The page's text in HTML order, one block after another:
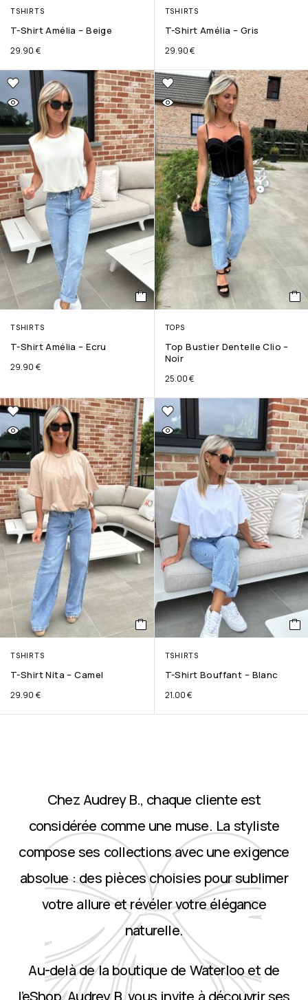
TSHIRTS
T-Shirt Amélia – Beige
29.90 €
TSHIRTS
T-Shirt Amélia – Gris
29.90€
TSHIRTS
T-Shirt Amélia – Ecru
29.90 €
TOPS
Top Bustier Dentelle Clio –
Noir
25.00€
TSHIRTS
T-Shirt Nita – Camel
29.90 €
TSHIRTS
T-Shirt Bouffant – Blanc
21.00€
Chez Audrey B., chaque cliente est
considérée comme une muse. La styliste
compose ses collections avec une exigence
absolue : des pièces choisies pour sublimer
votre allure et révéler votre élégance
naturelle.
Au-delà de la boutique de Waterloo et de
l’eShop, Audrey B. vous invite à découvrir ses